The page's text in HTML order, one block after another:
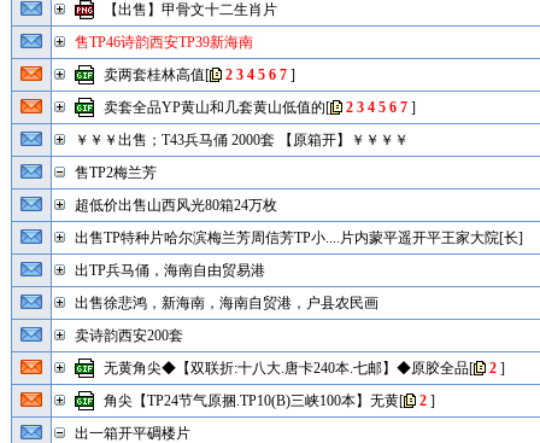
【出售】甲骨文十二生肖片
售TP46诗韵西安TP39新海南
卖两套桂林高值[ 2 3 4 5 6 7]
卖套全品YP黄山和几套黄山低值的[ 2 3 4 5 6 7]
￥￥￥出售；T43兵马俑 2000套 【原箱开】￥￥￥￥
售TP2梅兰芳
超低价出售山西风光80箱24万枚
出售TP特种片哈尔滨梅兰芳周信芳TP小....片内蒙平遥开平王家大院[长]
出TP兵马俑，海南自由贸易港
出售徐悲鸿，新海南，海南自贸港，户县农民画
卖诗韵西安200套
无黄角尖◆【双联折:十八大.唐卡240本.七邮】◆原胶全品[ 2]
角尖【TP24节气原捆.TP10(B)三峡100本】无黄[ 2]
出一箱开平碉楼片